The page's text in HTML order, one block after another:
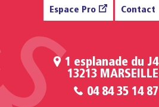
Espace Pro Contact
1 esplanade du J4
13213 MARSEILLE
04 84 35 14 87